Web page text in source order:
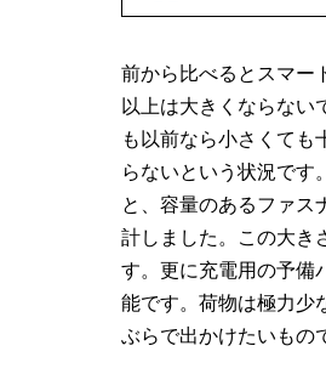
前から比べるとスマー
以上は大きくならない
も以前なら小さくて
らないという状況です
と、容量のあるファス
計しました。この大き
す。更に充電用の予備
能です。荷物は極力少
ぶらで出かけたいもの